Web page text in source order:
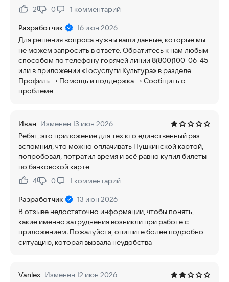
Нравится:
2Не нравится:
0 1 комментарий
Разработчик
16 июн 2026
Для решения вопроса нужны ваши данные, которые мы
не можем запросить в ответе. Обратитесь к нам любым
способом по телефону горячей линии 8(800)100-06-45
или в приложении «Госуслуги Культура» в разделе
Профиль → Помощь и поддержка → Сообщить о
проблеме
Иван Изменён 13 июн 2026
Ребят, это приложение для тех кто единственный раз
вспомнил, что можно оплачивать Пушкинской картой,
попробовал, потратил время и всё равно купил билеты
по банковской карте
Нравится:
4Не нравится:
0 1 комментарий
Разработчик
13 июн 2026
В отзыве недостаточно информации, чтобы понять,
какие именно затруднения возникли при работе с
приложением. Пожалуйста, опишите более подробно
ситуацию, которая вызвала неудобства
Vanlex Изменён 12 июн 2026